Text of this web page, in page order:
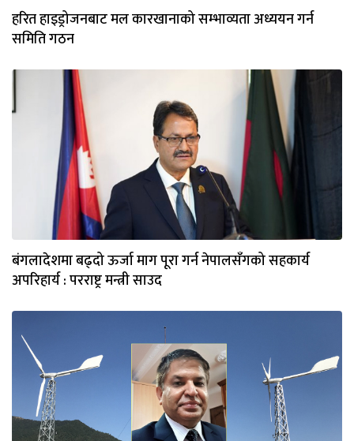
हरित हाइड्रोजनबाट मल कारखानाको सम्भाव्यता अध्ययन गर्न
समिति गठन
बंगलादेशमा बढ्दो ऊर्जा माग पूरा गर्न नेपालसँगको सहकार्य
अपरिहार्य : परराष्ट्र मन्त्री साउद